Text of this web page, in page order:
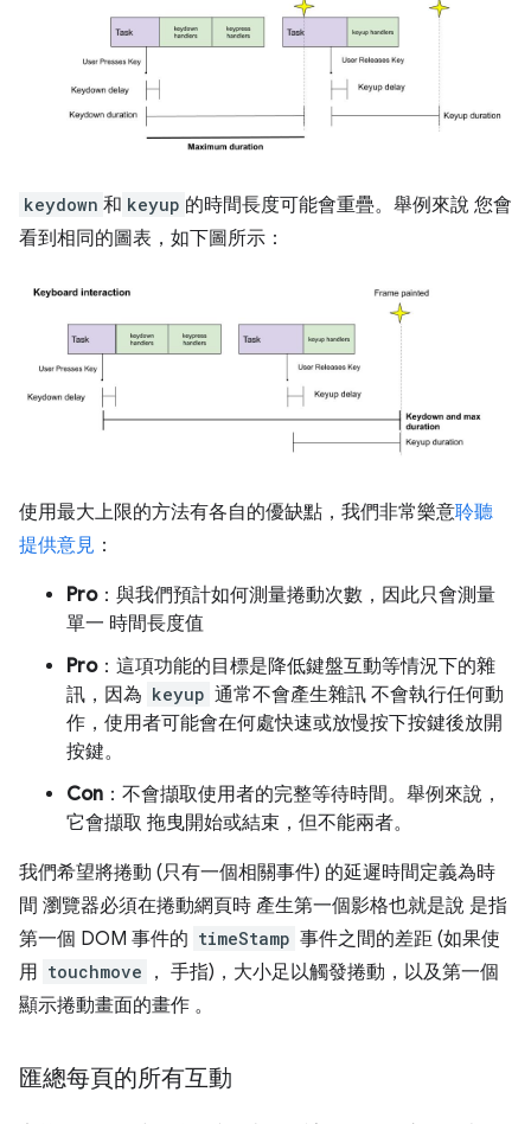
keydown 和 keyup 的時間長度可能會重疊。舉例來說 您會
看到相同的圖表，如下圖所示：
使用最大上限的方法有各自的優缺點，我們非常樂意聆聽
提供意見 ：
Pro：與我們預計如何測量捲動次數，因此只會測量
單一 時間長度值
Pro：這項功能的目標是降低鍵盤互動等情況下的雜
訊，因為 keyup 通常不會產生雜訊 不會執行任何動
作，使用者可能會在何處快速或放慢按下按鍵後放開
按鍵。
Con ：不會擷取使用者的完整等待時間。舉例來說，
它會擷取 拖曳開始或結束，但不能兩者。
我們希望將捲動 (只有一個相關事件) 的延遲時間定義為時
間 瀏覽器必須在捲動網頁時 產生第一個影格也就是說 是指
第一個 DOM 事件的 timeStamp 事件之間的差距 (如果使
用 touchmove
， 手指)，大小足以觸發捲動，以及第一個
顯示捲動畫面的畫作 。
匯總每頁的所有互動